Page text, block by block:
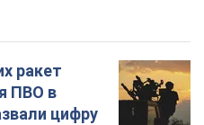
ракет
ПВО в
цифру